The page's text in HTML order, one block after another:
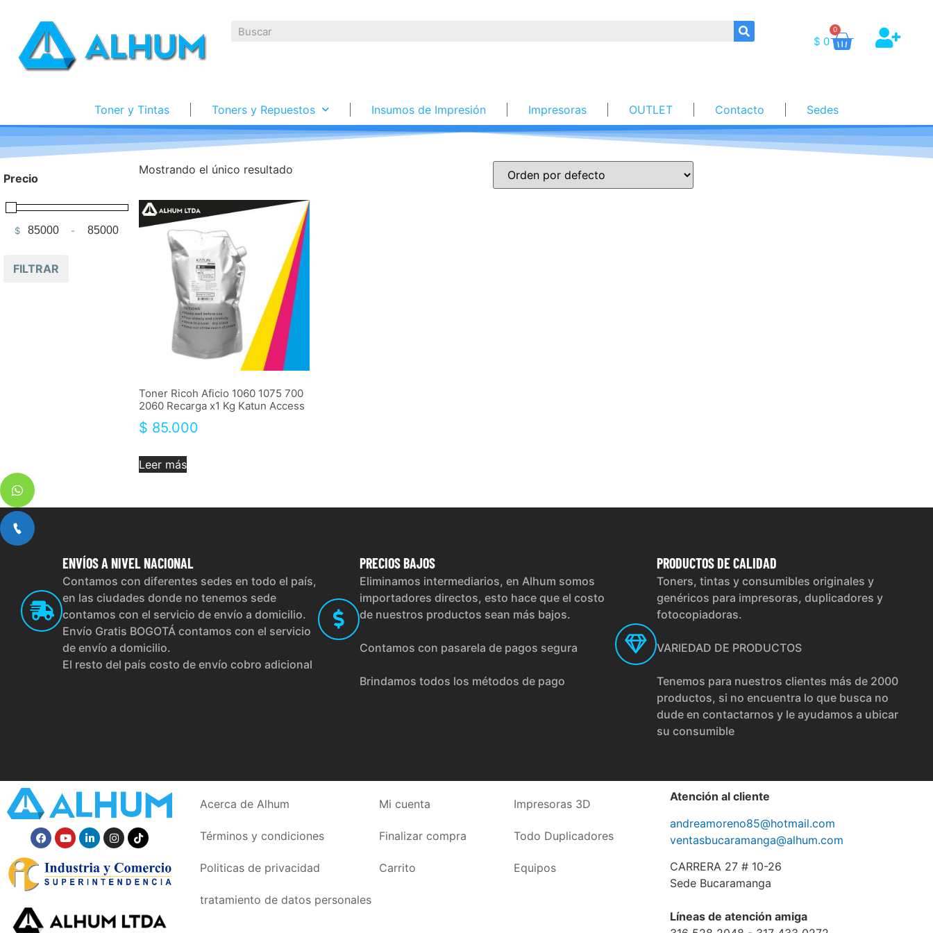
$ 0
0
Toner y Tintas Toners y Repuestos Insumos de Impresión Impresoras OUTLET Contacto Sedes
Precio
$ Minimum Price
-Maximum Price
FILTRAR
Mostrando el único resultado
Toner Ricoh Aficio 1060 1075 700
2060 Recarga x1 Kg Katun Access
$ 85.000
Leer más
ENVÍOSA NIVEL NACIONAL
Contamos con diferentes sedes en todo el país,
en las ciudades donde no tenemos sede
contamos con el servicio de envío a domicilio.
Envío Gratis BOGOTÁ contamos con el servicio
de envío a domicilio.
El resto del país costo de envío cobro adicional
PRECIOSBAJOS
Eliminamos intermediarios, en Alhum somos
importadores directos, esto hace que el costo
de nuestros productos sean más bajos.
Contamos con pasarela de pagos segura
Brindamos todos los métodos de pago
PRODUCTOSDE CALIDAD
Toners, tintas y consumibles originales y
genéricos para impresoras, duplicadores y
fotocopiadoras.
VARIEDAD DE PRODUCTOS
Tenemos para nuestros clientes más de 2000
productos, si no encuentra lo que busca no
dude en contactarnos y le ayudamos a ubicar
su consumible
Acerca de Alhum
Términos y condiciones
Politicas de privacidad
tratamiento de datos personales
Mi cuenta
Finalizar compra
Carrito
Impresoras 3D
Todo Duplicadores
Equipos
Atención al cliente
andreamoreno85@hotmail.com
ventasbucaramanga@alhum.com
CARRERA 27 # 10-26
Sede Bucaramanga
Líneas de atención amiga